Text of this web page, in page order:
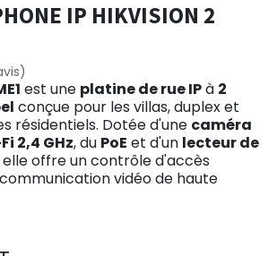
IP HIKVISION 2
est une platine de rue IPà 2
conçue pour les villas, duplex et
résidentiels. Dotée d'une caméra
2,4 GHz, du PoE et d'un lecteur de
elle offre un contrôle d'accès
vidéo de haute